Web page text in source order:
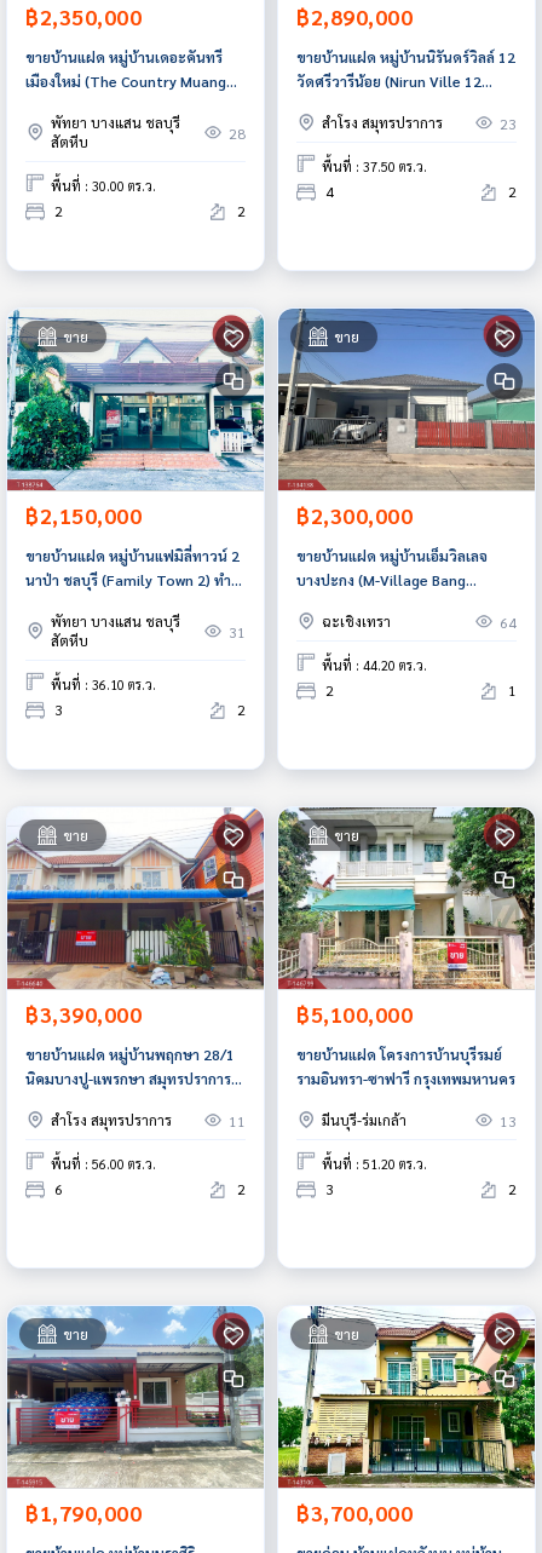
฿2,350,000
ขายบ้านแฝด หมู่บ้านเดอะคันทรี
เมืองใหม่ (The Country Muang
พัทยา บางแสน ชลบุรี
สัตหีบ
28
พื้นที่ : 30.00 ตร.ว.
2 2
฿2,890,000
ขายบ้านแฝด หมู่บ้านนิรันดร์วิลล์ 12
วัดศรีวารีน้อย (Nirun Ville 12
สำโรง สมุทรปราการ
23
พื้นที่ : 37.50 ตร.ว.
4 2
ขาย
฿2,150,000
ขายบ้านแฝด หมู่บ้านแฟมิลี่ทาวน์ 2
นาป่า ชลบุรี (Family Town 2) ทำเล
พัทยา บางแสน ชลบุรี
สัตหีบ
31
พื้นที่ : 36.10 ตร.ว.
3 2
ขาย
฿2,300,000
ขายบ้านแฝด หมู่บ้านเอ็มวิลเลจ
บางปะกง (M-Village Bang
ฉะเชิงเทรา
64
พื้นที่ : 44.20 ตร.ว.
2 1
ขาย
฿3,390,000
ขายบ้านแฝด หมู่บ้านพฤกษา 28/1
นิคมบางปู-แพรกษา สมุทรปราการ
สำโรง สมุทรปราการ
11
พื้นที่ : 56.00 ตร.ว.
6 2
ขาย
฿5,100,000
ขายบ้านแฝด โครงการบ้านบุรีรมย์
รามอินทรา-ซาฟารี กรุงเทพมหานคร
มีนบุรี-ร่มเกล้า 13
พื้นที่ : 51.20 ตร.ว.
3 2
ขาย
฿1,790,000
ขาย
฿3,700,000